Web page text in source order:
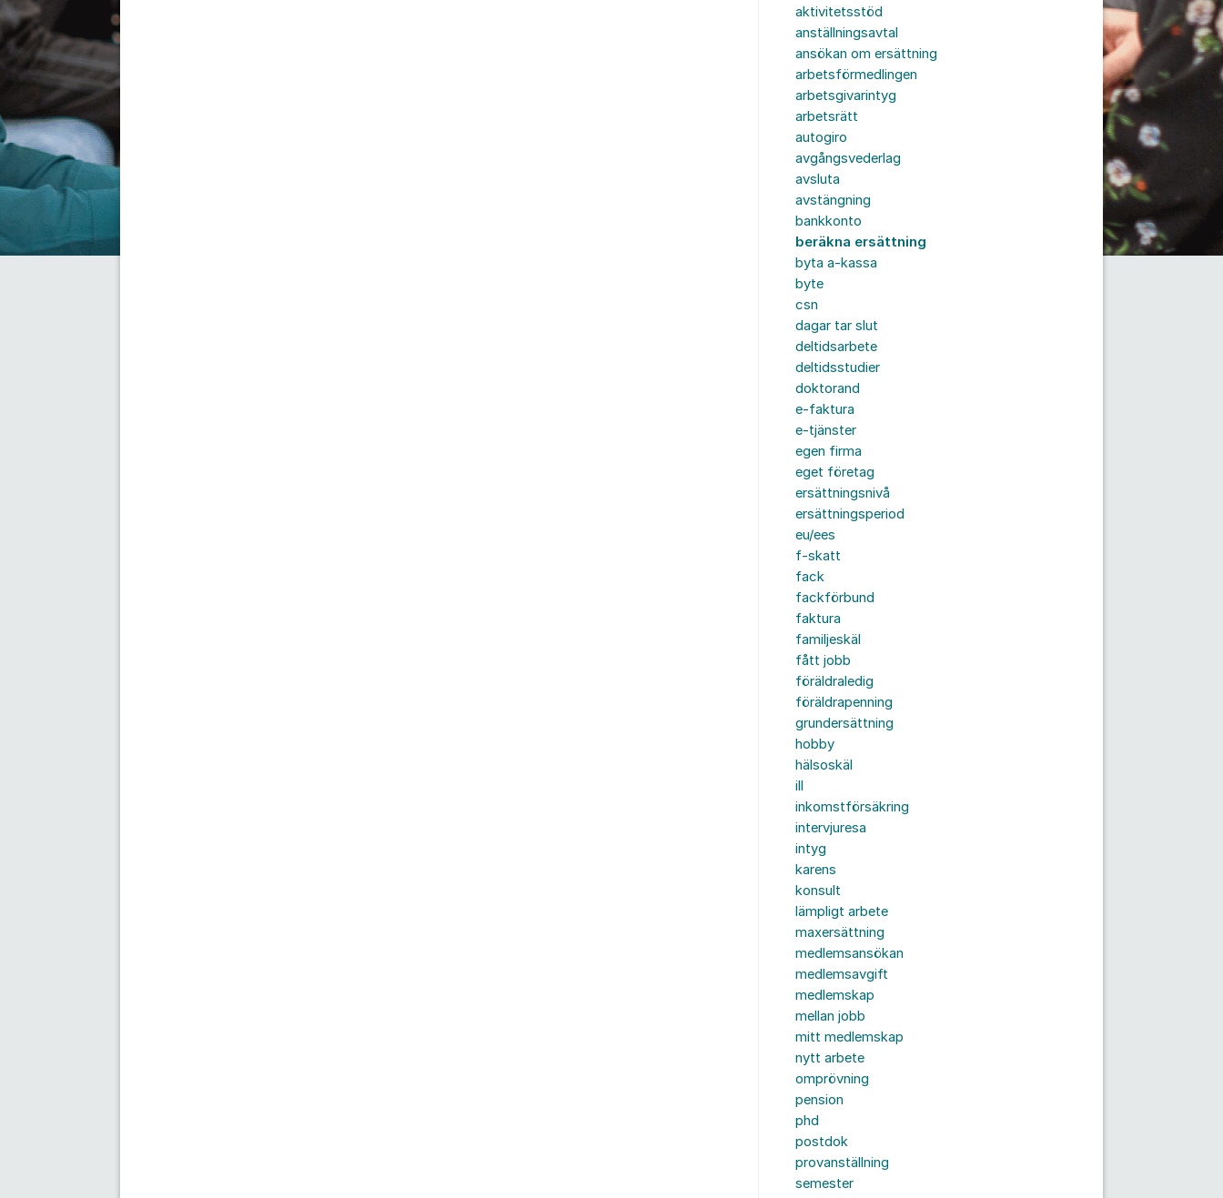
aktivitetsstöd
anställningsavtal
ansökan om ersättning
arbetsförmedlingen
arbetsgivarintyg
arbetsrätt
autogiro
avgångsvederlag
avsluta
avstängning
bankkonto
beräkna ersättning
byta a-kassa
byte
csn
dagar tar slut
deltidsarbete
deltidsstudier
doktorand
e-faktura
e-tjänster
egen firma
eget företag
ersättningsnivå
ersättningsperiod
eu/ees
f-skatt
fack
fackförbund
faktura
familjeskäl
fått jobb
föräldraledig
föräldrapenning
grundersättning
hobby
hälsoskäl
ill
inkomstförsäkring
intervjuresa
intyg
karens
konsult
lämpligt arbete
maxersättning
medlemsansökan
medlemsavgift
medlemskap
mellan jobb
mitt medlemskap
nytt arbete
omprövning
pension
phd
postdok
provanställning
semester